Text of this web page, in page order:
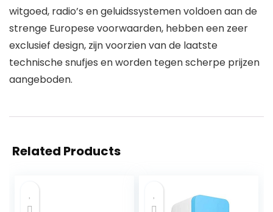
witgoed, radio’s en geluidssystemen voldoen aan de
strenge Europese voorwaarden, hebben een zeer
exclusief design, zijn voorzien van de laatste
technische snufjes en worden tegen scherpe prijzen
aangeboden.
Related Products